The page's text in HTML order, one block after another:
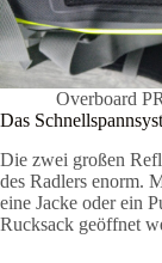
Overboard
Das
Die zwei großen
des Radlers enorm.
eine Jacke oder ein
Rucksack geöffnet